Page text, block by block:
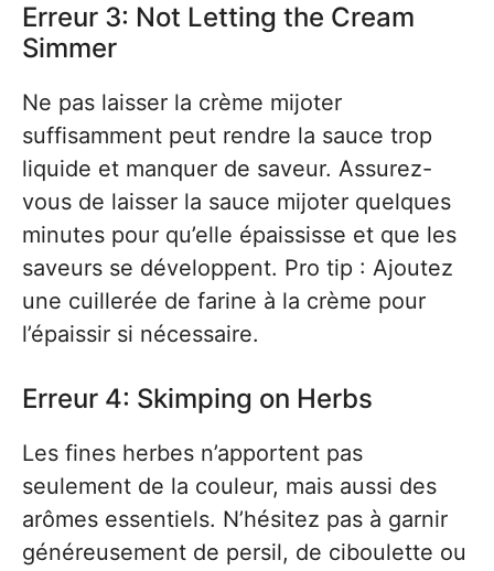
Erreur 3: Not Letting the Cream
Simmer
Ne pas laisser la crème mijoter
suffisamment peut rendre la sauce trop
liquide et manquer de saveur. Assurez-
vous de laisser la sauce mijoter quelques
minutes pour qu’elle épaississe et que les
saveurs se développent. Pro tip : Ajoutez
une cuillerée de farine à la crème pour
l’épaissir si nécessaire.
Erreur 4: Skimping on Herbs
Les fines herbes n’apportent pas
seulement de la couleur, mais aussi des
arômes essentiels. N’hésitez pas à garnir
généreusement de persil, de ciboulette ou